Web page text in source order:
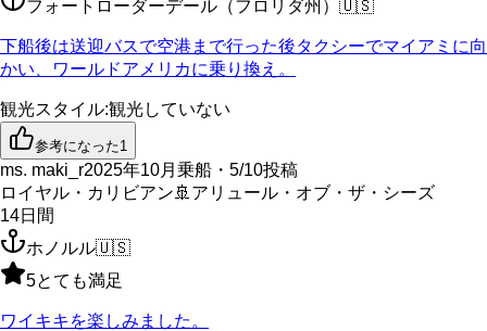
フォートローダーデール（フロリダ州） 🇺🇸
下船後は送迎バスで空港まで行った後タクシーでマイアミに向
かい、ワールドアメリカに乗り換え。
観光スタイル:観光していない
参考になった1
ms. maki_r2025年10月乗船・5/10投稿
ロイヤル・カリビアン 🚢 アリュール・オブ・ザ・シーズ
14日間
ホノルル🇺🇸
5とても満足
ワイキキを楽しみました。